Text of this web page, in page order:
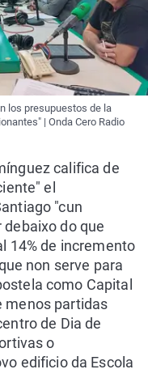
los presupuestos de la
| Onda Cero Radio
califica de
el
"cun
do que
14% de incremento
non serve para
como Capital
menos partidas
de Dia de
o
edificio da Escola